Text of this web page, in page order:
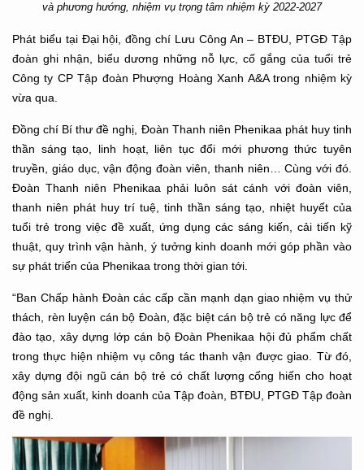
và phương hướng, nhiệm vụ trọng tâm nhiệm kỳ 2022-2027
Phát biểu tại Đại hội, đồng chí Lưu Công An – BTĐU, PTGĐ Tập
đoàn ghi nhận, biểu dương những nỗ lực, cố gắng của tuổi trẻ
Công ty CP Tập đoàn Phượng Hoàng Xanh A&A trong nhiệm kỳ
vừa qua.
Đồng chí Bí thư đề nghị, Đoàn Thanh niên Phenikaa phát huy tinh
thần sáng tạo, linh hoạt, liên tục đổi mới phương thức tuyên
truyền, giáo dục, vận động đoàn viên, thanh niên… Cùng với đó.
Đoàn Thanh niên Phenikaa phải luôn sát cánh với đoàn viên,
thanh niên phát huy trí tuệ, tinh thần sáng tạo, nhiệt huyết của
tuổi trẻ trong việc đề xuất, ứng dụng các sáng kiến, cải tiến kỹ
thuật, quy trình vận hành, ý tưởng kinh doanh mới góp phần vào
sự phát triển của Phenikaa trong thời gian tới.
“Ban Chấp hành Đoàn các cấp cần mạnh dạn giao nhiệm vụ thử
thách, rèn luyện cán bộ Đoàn, đặc biệt cán bộ trẻ có năng lực để
đào tạo, xây dựng lớp cán bộ Đoàn Phenikaa hội đủ phẩm chất
trong thực hiện nhiệm vụ công tác thanh vận được giao. Từ đó,
xây dựng đội ngũ cán bộ trẻ có chất lượng cống hiến cho hoạt
động sản xuất, kinh doanh của Tập đoàn, BTĐU, PTGĐ Tập đoàn
đề nghị.